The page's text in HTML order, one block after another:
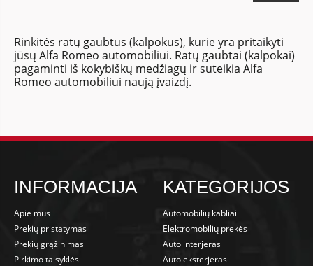
Rinkitės ratų gaubtus (kalpokus), kurie yra pritaikyti
jūsų Alfa Romeo automobiliui. Ratų gaubtai (kalpokai)
pagaminti iš kokybiškų medžiagų ir suteikia Alfa
Romeo automobiliui naują įvaizdį.
INFORMACIJA
Apie mus
Prekių pristatymas
Prekių grąžinimas
Pirkimo taisyklės
KATEGORIJOS
Automobilių kabliai
Elektromobilių prekės
Auto interjeras
Auto eksterjeras